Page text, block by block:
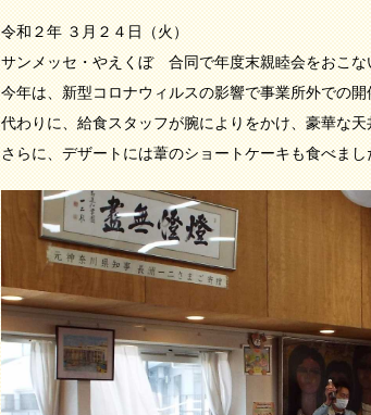
令和２年 ３月２４日（火）
サンメッセ・やえくぼ 合同で年度末親睦会をおこな
今年は、新型コロナウィルスの影響で事業所外での開
代わりに、給食スタッフが腕によりをかけ、豪華な天
さらに、デザートには葦のショートケーキも食べまし